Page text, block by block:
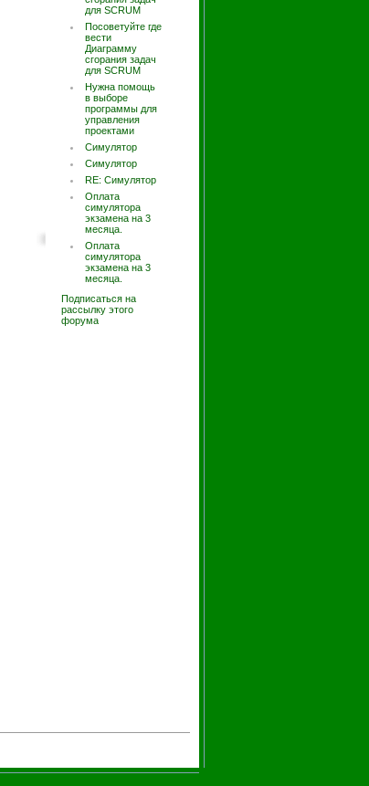
для SCRUM
Посоветуйте где
вести
Диаграмму
сгорания задач
для SCRUM
Нужна помощь
в выборе
программы для
управления
проектами
Симулятор
Симулятор
RE: Симулятор
Оплата
симулятора
экзамена на 3
месяца.
Оплата
симулятора
экзамена на 3
месяца.
Подписаться на
рассылку этого
форума